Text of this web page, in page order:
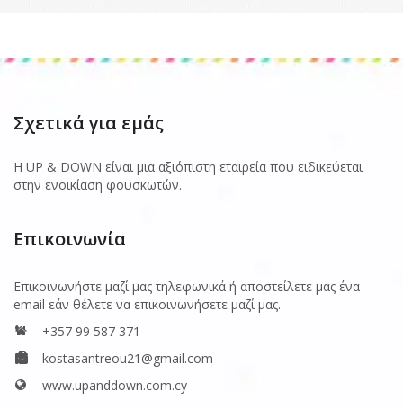
Σχετικά για εμάς
Η UP & DOWN είναι μια αξιόπιστη εταιρεία που ειδικεύεται
στην ενοικίαση φουσκωτών.
Επικοινωνία
Επικοινωνήστε μαζί μας τηλεφωνικά ή αποστείλετε μας ένα
email εάν θέλετε να επικοινωνήσετε μαζί μας.
+357 99 587 371
kostasantreou21@gmail.com
www.upanddown.com.cy